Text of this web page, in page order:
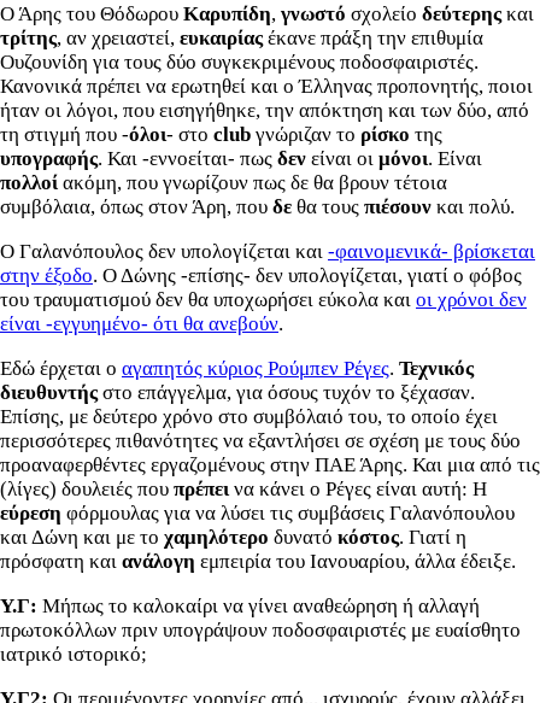
Ο Άρης του Θόδωρου Καρυπίδη, γνωστό σχολείο δεύτερηςκαι
τρίτης, αν χρειαστεί, ευκαιρίαςέκανε πράξη την επιθυμία
Ουζουνίδη για τους δύο συγκεκριμένους ποδοσφαιριστές.
Κανονικά πρέπει να ερωτηθεί και ο Έλληνας προπονητής, ποιοι
ήταν οι λόγοι, που εισηγήθηκε, την απόκτηση και των δύο, από
τη στιγμή που -όλοι- στο club γνώριζαν το ρίσκο της
υπογραφής. Και -εννοείται- πως δεν είναι οι μόνοι. Είναι
πολλοί ακόμη, που γνωρίζουν πως δε θα βρουν τέτοια
συμβόλαια, όπως στον Άρη, που δε θα τους πιέσουν και πολύ.
Ο Γαλανόπουλος δεν υπολογίζεται και -φαινομενικά- βρίσκεται
στην έξοδο. Ο Δώνης -επίσης- δεν υπολογίζεται, γιατί ο φόβος
του τραυματισμού δεν θα υποχωρήσει εύκολα και οι χρόνοι δεν
είναι -εγγυημένο- ότι θα ανεβούν.
Εδώ έρχεται ο αγαπητός κύριος Ρούμπεν Ρέγες. Τεχνικός
διευθυντήςστο επάγγελμα, για όσους τυχόν το ξέχασαν.
Επίσης, με δεύτερο χρόνο στο συμβόλαιό του, το οποίο έχει
περισσότερες πιθανότητες να εξαντλήσει σε σχέση με τους δύο
προαναφερθέντες εργαζομένους στην ΠΑΕ Άρης. Και μια από τις
(λίγες) δουλειές που πρέπεινα κάνει ο Ρέγες είναι αυτή: Η
εύρεση φόρμουλας για να λύσει τις συμβάσεις Γαλανόπουλου
και Δώνη και με το χαμηλότερο δυνατό κόστος. Γιατί η
πρόσφατη και ανάλογη εμπειρία του Ιανουαρίου, άλλα έδειξε.
Υ.Γ: Μήπως το καλοκαίρι να γίνει αναθεώρηση ή αλλαγή
πρωτοκόλλων πριν υπογράψουν ποδοσφαιριστές με ευαίσθητο
ιατρικό ιστορικό;